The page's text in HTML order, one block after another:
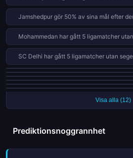
behöver veta för att hålla dig
nu.
Jamshedpur gör 50% av sina mål efter
Mohammedan har gått 5 ligamatcher
SC Delhi har gått 5 ligamatcher utan
Minerva Punjab är obesegrade i sina
Kerala Blasters har gjort mål i varenda en
Minerva Punjab släpper in 46% av målen
NorthEast United har vunnit bara 0 av 5
Mohammedan har vunnit bara 0 av 10
Visa alla (12)
Prediktionsnoggrannhet